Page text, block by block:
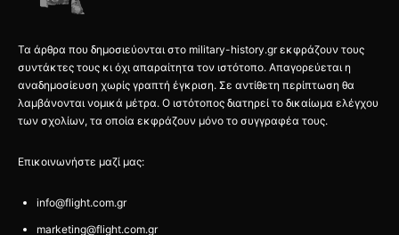
Τα άρθρα που δημοσιεύονται στο military-history.gr εκφράζουν τους
συντάκτες τους κι όχι απαραίτητα τον ιστότοπο. Απαγορεύεται η
αναδημοσίευση χωρίς γραπτή έγκριση. Σε αντίθετη περίπτωση θα
λαμβάνονται νομικά μέτρα. Ο ιστότοπος διατηρεί το δικαίωμα ελέγχου
των σχολίων, τα οποία εκφράζουν μόνο το συγγραφέα τους.
Επικοινωνήστε μαζί μας:
info@flight.com.gr
marketing@flight.com.gr